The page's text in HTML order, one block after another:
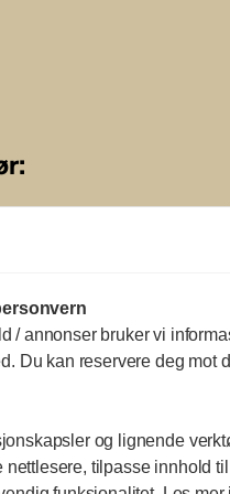
/ annonser bruker vi
Du kan reservere deg mot
og lignende
tilpasse innhold